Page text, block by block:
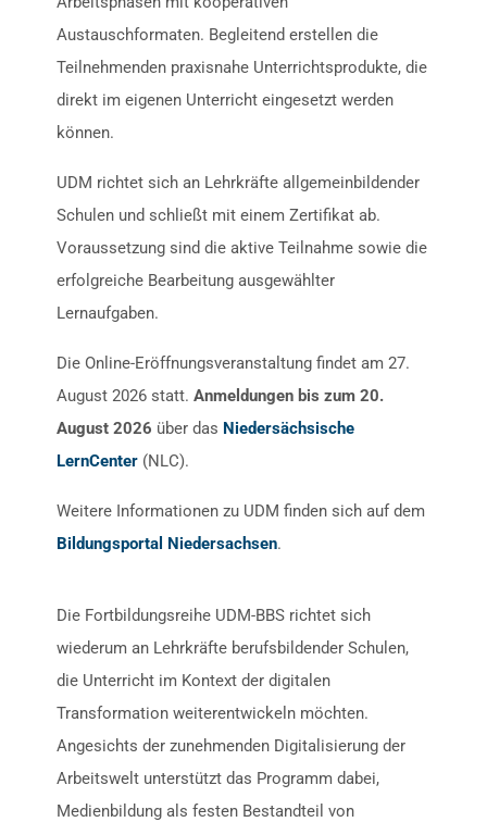
Austauschformaten. Begleitend erstellen die
Teilnehmenden praxisnahe Unterrichtsprodukte, die
direkt im eigenen Unterricht eingesetzt werden
können.
UDM richtet sich an Lehrkräfte allgemeinbildender
Schulen und schließt mit einem Zertifikat ab.
Voraussetzung sind die aktive Teilnahme sowie die
erfolgreiche Bearbeitung ausgewählter
Lernaufgaben.
Die Online-Eröffnungsveranstaltung findet am 27.
August 2026 statt.Anmeldungen bis zum 20.
August 2026 über das Niedersächsische
LernCenter (NLC).
Weitere Informationen zu UDM finden sich auf dem
Bildungsportal Niedersachsen.
Die Fortbildungsreihe UDM-BBS richtet sich
wiederum an Lehrkräfte berufsbildender Schulen,
die Unterricht im Kontext der digitalen
Transformation weiterentwickeln möchten.
Angesichts der zunehmenden Digitalisierung der
Arbeitswelt unterstützt das Programm dabei,
Medienbildung als festen Bestandteil von